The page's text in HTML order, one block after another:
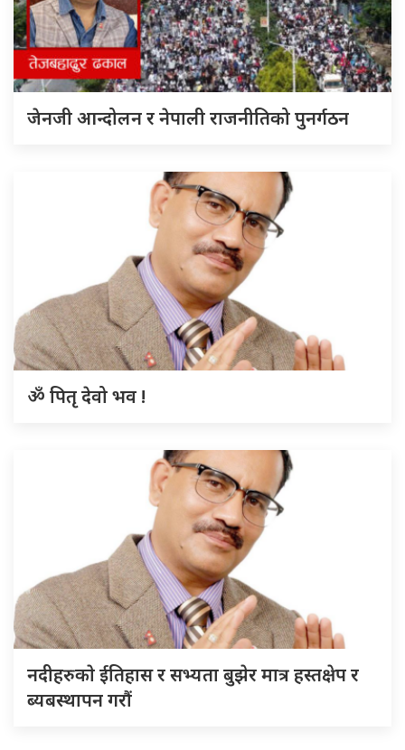
जेनजी आन्दोलन र नेपाली राजनीतिको पुनर्गठन
ॐ पितृ देवो भव !
नदीहरुकाे ईतिहास र सभ्यता बुझेर मात्र हस्तक्षेप र
ब्यबस्थापन गराैं